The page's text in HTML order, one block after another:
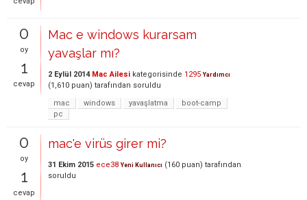
0
oy
1
cevap
Mac e windows kurarsam
yavaşlar mı?
2 Eylül 2014 Mac Ailesi kategorisinde 1295 Yardımcı
(1,610 puan) tarafından soruldu
mac
windows yavaşlatma
boot-camp
pc
0
oy
1
cevap
mac'e virüs girer mi?
31 Ekim 2015 ece38 Yeni Kullanıcı (160 puan) tarafından
soruldu